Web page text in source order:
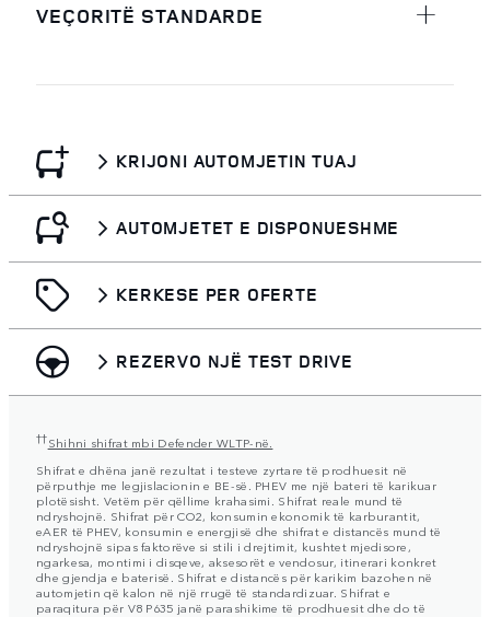
VEÇORITË STANDARDE
KRIJONI AUTOMJETIN TUAJ
AUTOMJETET E DISPONUESHME
KERKESE PER OFERTE
REZERVO NJË TEST DRIVE
††Shihni shifrat mbi Defender WLTP-në.
Shifrat e dhëna janë rezultat i testeve zyrtare të prodhuesit në
përputhje me legjislacionin e BE-së. PHEV me një bateri të karikuar
plotësisht. Vetëm për qëllime krahasimi. Shifrat reale mund të
ndryshojnë. Shifrat për CO2, konsumin ekonomik të karburantit,
eAER të PHEV, konsumin e energjisë dhe shifrat e distancës mund të
ndryshojnë sipas faktorëve si stili i drejtimit, kushtet mjedisore,
ngarkesa, montimi i disqeve, aksesorët e vendosur, itinerari konkret
dhe gjendja e baterisë. Shifrat e distancës për karikim bazohen në
automjetin që kalon në një rrugë të standardizuar. Shifrat e
paraqitura për V8 P635 janë parashikime të prodhuesit dhe do të